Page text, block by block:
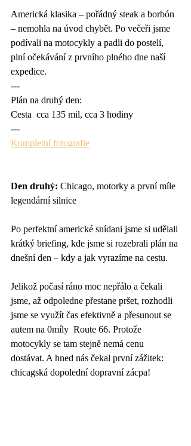
Americká klasika – pořádný steak a borbón
– nemohla na úvod chybět. Po večeři jsme
podívali na motocykly a padli do postelí,
plní očekávání z prvního plného dne naší
expedice.
---
Plán na druhý den:
Cesta  cca 135 mil, cca 3 hodiny
---
Kompletní fotografie
Den druhý: Chicago, motorky a první míle
legendární silnice
Po perfektní americké snídani jsme si udělali
krátký briefing, kde jsme si rozebrali plán na
dnešní den – kdy a jak vyrazíme na cestu.
Jelikož počasí ráno moc nepřálo a čekali
jsme, až odpoledne přestane pršet, rozhodli
jsme se využít čas efektivně a přesunout se
autem na 0míly  Route 66. Protože
motocykly se tam stejně nemá cenu
dostávat. A hned nás čekal první zážitek:
chicagská dopolední dopravní zácpa!